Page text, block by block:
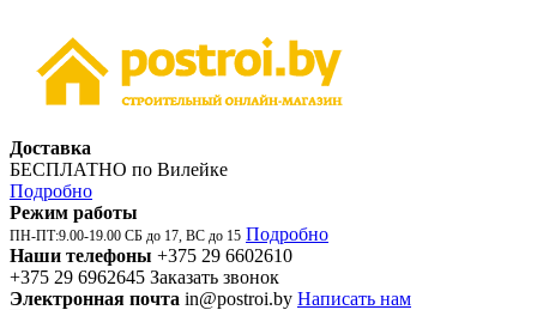
Доставка
БЕСПЛАТНО по Вилейке
Подробно
Режим работы
ПН-ПТ:9.00-19.00 СБ до 17, ВС до 15 Подробно
Наши телефоны +375 29 6602610
+375 29 6962645 Заказать звонок
Электронная почта in@postroi.by Написать нам